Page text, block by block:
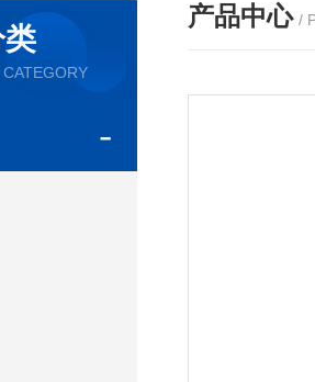
产品中心 /